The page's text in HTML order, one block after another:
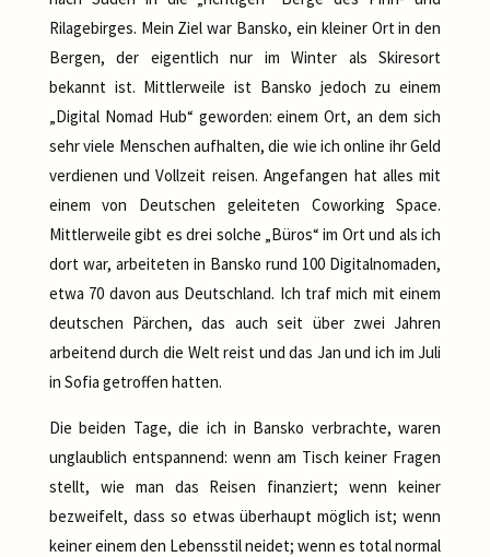
Rilagebirges. Mein Ziel war Bansko, ein kleiner Ort in den
Bergen, der eigentlich nur im Winter als Skiresort
bekannt ist. Mittlerweile ist Bansko jedoch zu einem
„Digital Nomad Hub“ geworden: einem Ort, an dem sich
sehr viele Menschen aufhalten, die wie ich online ihr Geld
verdienen und Vollzeit reisen. Angefangen hat alles mit
einem von Deutschen geleiteten Coworking Space.
Mittlerweile gibt es drei solche „Büros“ im Ort und als ich
dort war, arbeiteten in Bansko rund 100 Digitalnomaden,
etwa 70 davon aus Deutschland. Ich traf mich mit einem
deutschen Pärchen, das auch seit über zwei Jahren
arbeitend durch die Welt reist und das Jan und ich im Juli
in Sofia getroffen hatten.
Die beiden Tage, die ich in Bansko verbrachte, waren
unglaublich entspannend: wenn am Tisch keiner Fragen
stellt, wie man das Reisen finanziert; wenn keiner
bezweifelt, dass so etwas überhaupt möglich ist; wenn
keiner einem den Lebensstil neidet; wenn es total normal